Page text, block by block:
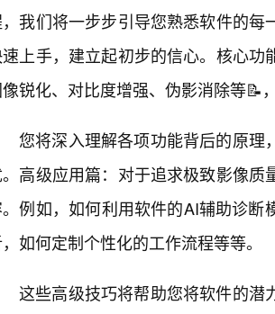
我们将一步步引导您熟悉软件的
上手，建立起初步的信心。核心
锐化、对比度增强、伪影消除等📝
您将深入理解各项功能背后的原理
高级应用篇：对于追求极致影像
例如，如何利用软件的AI辅助诊
如何定制个性化的工作流程等等。
这些高级技巧将帮助您将软件的潜